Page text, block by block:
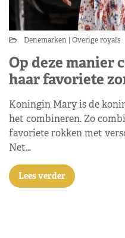
Denemarken Overige royals
Op deze manier
haar favoriete
Koningin Mary is de
het combineren. Zo
favoriete rokken met
Net…
Lees verder